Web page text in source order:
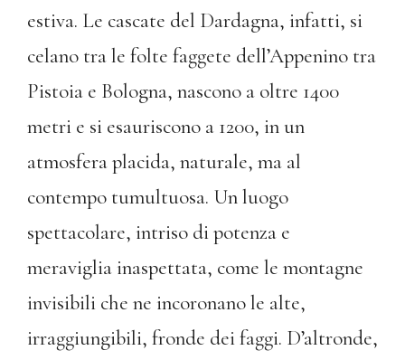
estiva. Le cascate del Dardagna, infatti, si
celano tra le folte faggete dell’Appenino tra
Pistoia e Bologna, nascono a oltre 1400
metri e si esauriscono a 1200, in un
atmosfera placida, naturale, ma al
contempo tumultuosa. Un luogo
spettacolare, intriso di potenza e
meraviglia inaspettata, come le montagne
invisibili che ne incoronano le alte,
irraggiungibili, fronde dei faggi. D’altronde,